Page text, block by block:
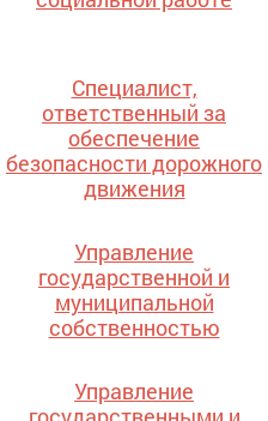
Специалист,
ответственный за
обеспечение
безопасности дорожного
движения
Управление
государственной и
муниципальной
собственностью
Управление